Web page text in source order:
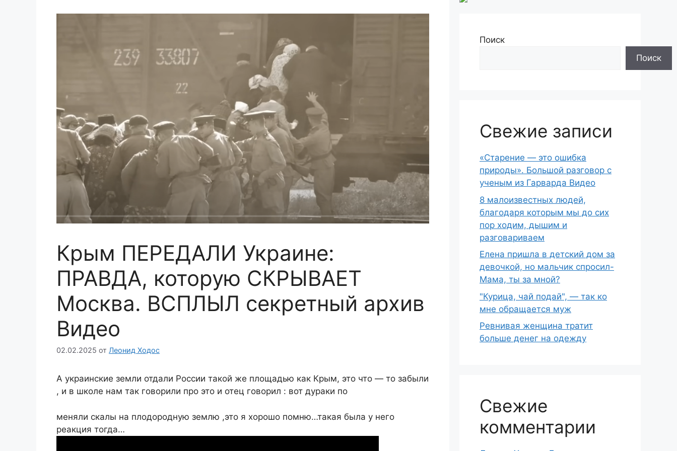
Крым ПЕРЕДАЛИ Украине:
ПРАВДА, которую СКРЫВАЕТ
Москва. ВСПЛЫЛ секретный архив
Видео
02.02.2025 от Леонид Ходос
А украинские земли отдали России такой же площадью как Крым, это что — то забыли
, и в школе нам так говорили про это и отец говорил : вот дураки по
меняли скалы на плодородную землю ,это я хорошо помню…такая была у него
реакция тогда…
Поиск
Поиск
Свежие записи
«Старение — это ошибка
природы». Большой разговор с
ученым из Гарварда Видео
8 малоизвестных людей,
благодаря которым мы до сих
пор ходим, дышим и
разговариваем
Елена пришла в детский дом за
девочкой, но мальчик спросил-
Мама, ты за мной?
"Курица, чай подай", — так ко
мне обращается муж
Ревнивая женщина тратит
больше денег на одежду
Свежие
комментарии